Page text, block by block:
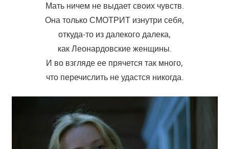
Мать ничем не выдает своих чувств.
Она только СМОТРИТ изнутри себя,
откуда-то из далекого далека,
как Леонардовские женщины.
И во взгляде ее прячется так много,
что перечислить не удастся никогда.